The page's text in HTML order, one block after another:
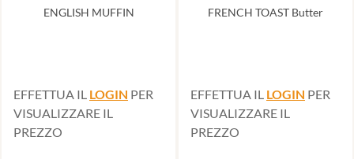
ENGLISH MUFFIN
EFFETTUA IL LOGIN PER
VISUALIZZARE IL
PREZZO
FRENCH TOAST Butter
EFFETTUA IL LOGIN PER
VISUALIZZARE IL
PREZZO